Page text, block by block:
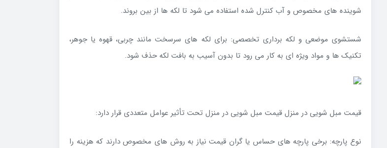
شوینده های مخصوص و آب کنترل شده استفاده می شود تا لکه ها از بین بروند.
شستشوی موضعی و لکه برداری تخصصی: برای لکه های سرسخت مانند چربی، قهوه یا جوهر،
تکنیک ها و مواد ویژه ای به کار می رود تا بدون آسیب به بافت لکه حذف شود.
قیمت مبل شویی در منزل قیمت مبل شویی در منزل تحت تأثیر عوامل متعددی قرار دارد:
نوع پارچه: برخی پارچه های حساس یا گران قیمت نیاز به روش های مخصوص دارند که هزینه را